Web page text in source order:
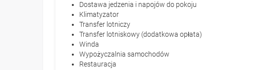
Dostawa jedzenia i napojów do pokoju
Klimatyzator
Transfer lotniczy
Transfer lotniskowy (dodatkowa opłata)
Winda
Wypożyczalnia samochodów
Restauracja